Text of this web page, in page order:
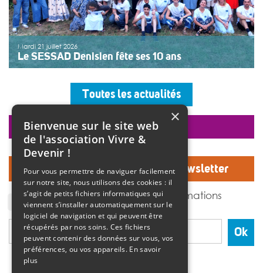
Mardi 21 juillet 2026
Le SESSAD Denisien fête ses 10 ans
accueillaient les invités autour d’un buffet, dans une
ambiance musicale live assurée par un groupe de
musiciens. Christine Manadi, directrice du SESSAD
depuis sa création, est revenue sur l’histoire […]
>>Lire la suite
Toutes les actualités
Inscrivez-vous à notre Newsletter
J'accepte de recevoir des informations
de l'association Vivre et devenir.
Ok
faire un don
×
Bienvenue sur le site web
de l'association Vivre &
Devenir !
Pour vous permettre de naviguer facilement
sur notre site, nous utilisons des cookies : il
s’agit de petits fichiers informatiques qui
viennent s’installer automatiquement sur le
logiciel de navigation et qui peuvent être
récupérés par nos soins. Ces fichiers
peuvent contenir des données sur vous, vos
préférences, ou vos appareils. En savoir
plus